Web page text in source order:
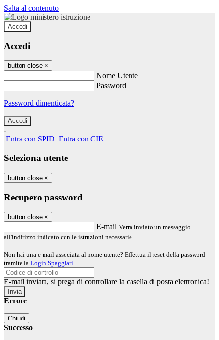
Salta al contenuto
Accedi
Accedi
button close ×
Nome Utente
Password
Password dimenticata?
-
Entra con SPID Entra con CIE
Seleziona utente
button close ×
Recupero password
button close ×
E-mail Verrà inviato un messaggio
all'indirizzo indicato con le istruzioni necessarie.
Non hai una e-mail associata al nome utente? Effettua il reset della password
tramite la Login Spaggiari
E-mail inviata, si prega di controllare la casella di posta elettronica!
Errore
Chiudi
Successo